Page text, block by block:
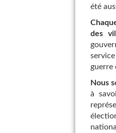
été
des
guerre
Nous
à